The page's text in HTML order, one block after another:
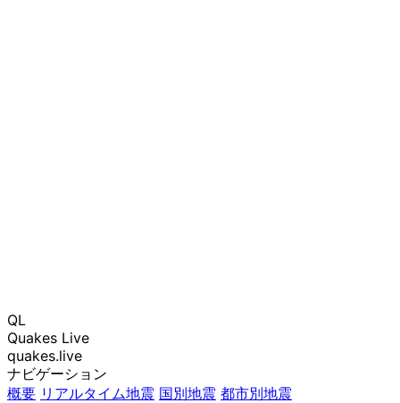
QL
Quakes Live
quakes.live
ナビゲーション
概要 リアルタイム地震 国別地震 都市別地震